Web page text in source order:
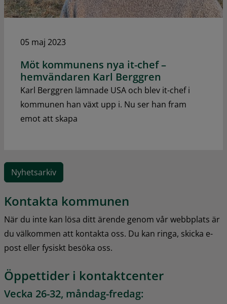
05 maj 2023
Möt kommunens nya it-chef –
hemvändaren Karl Berggren
Karl Berggren lämnade USA och blev it-chef i
kommunen han växt upp i. Nu ser han fram
emot att skapa
Nyhetsarkiv
Kontakta kommunen
När du inte kan lösa ditt ärende genom vår webbplats är
du välkommen att kontakta oss. Du kan ringa, skicka e-
post eller fysiskt besöka oss.
Öppettider i kontaktcenter
Vecka 26-32, måndag-fredag: